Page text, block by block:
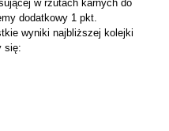
w rzutach karnych do
dodatkowy 1 pkt.
wyniki najbliższej kolejki
się: